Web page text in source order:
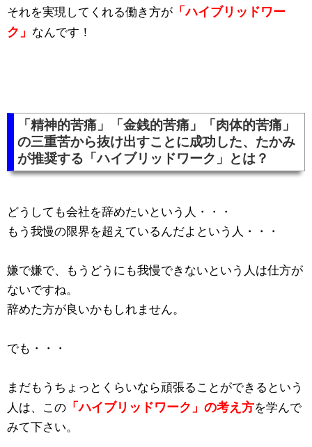
それを実現してくれる働き方が 「ハイブリッドワー
ク」 なんです！
「精神的苦痛」「金銭的苦痛」「肉体的苦痛」
の三重苦から抜け出すことに成功した、たかみ
が推奨する「ハイブリッドワーク」とは？
どうしても会社を辞めたいという人・・・
もう我慢の限界を超えているんだよという人・・・
嫌で嫌で、もうどうにも我慢できないという人は仕方が
ないですね。
辞めた方が良いかもしれません。
でも・・・
まだもうちょっとくらいなら頑張ることができるという
人は、この 「ハイブリッドワーク」の考え方を学んで
みて下さい。